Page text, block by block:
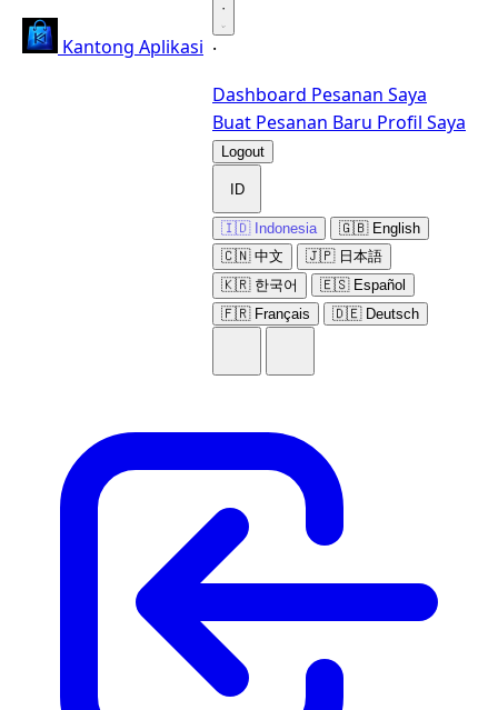
Kantong Aplikasi
·
·
Dashboard Pesanan Saya
Buat Pesanan Baru Profil Saya
Logout
ID
🇮🇩 Indonesia
🇬🇧 English
🇨🇳 中文
🇯🇵 日本語
🇰🇷 한국어
🇪🇸 Español
🇫🇷 Français
🇩🇪 Deutsch